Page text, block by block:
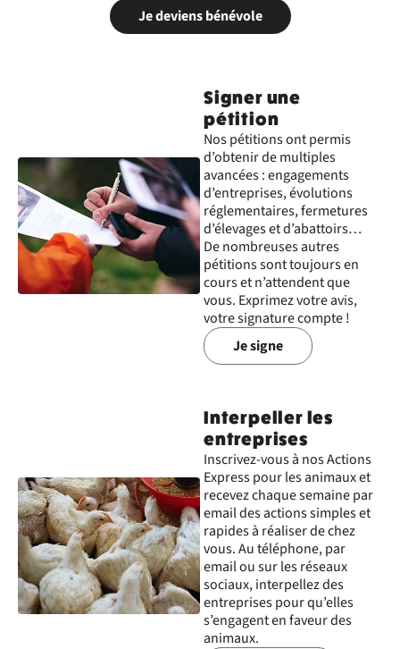
Signer une
pétition
Nos pétitions ont permis
d’obtenir de multiples
avancées : engagements
d’entreprises, évolutions
réglementaires, fermetures
d’élevages et d’abattoirs…
De nombreuses autres
pétitions sont toujours en
cours et n’attendent que
vous. Exprimez votre avis,
votre signature compte !
Je signe
Interpeller les
entreprises
Inscrivez-vous à nos Actions
Express pour les animaux et
recevez chaque semaine par
email des actions simples et
rapides à réaliser de chez
vous. Au téléphone, par
email ou sur les réseaux
sociaux, interpellez des
entreprises pour qu’elles
s’engagent en faveur des
animaux.
Je deviens bénévole